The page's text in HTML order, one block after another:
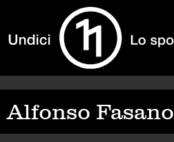
Alfonso Fasano